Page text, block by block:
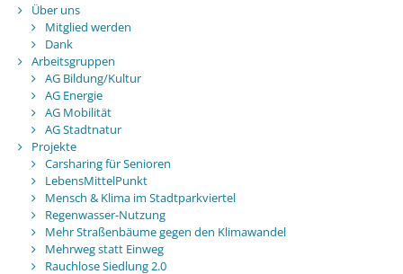
Über uns
Mitglied werden
Dank
Arbeitsgruppen
AG Bildung/Kultur
AG Energie
AG Mobilität
AG Stadtnatur
Projekte
Carsharing für Senioren
LebensMittelPunkt
Mensch & Klima im Stadtparkviertel
Regenwasser-Nutzung
Mehr Straßenbäume gegen den Klimawandel
Mehrweg statt Einweg
Rauchlose Siedlung 2.0